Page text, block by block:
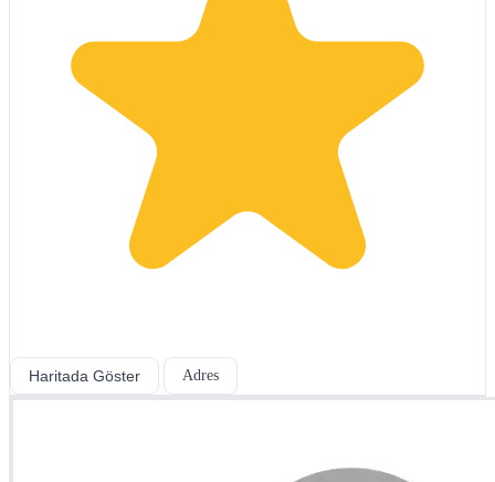
Haritada Göster Adres